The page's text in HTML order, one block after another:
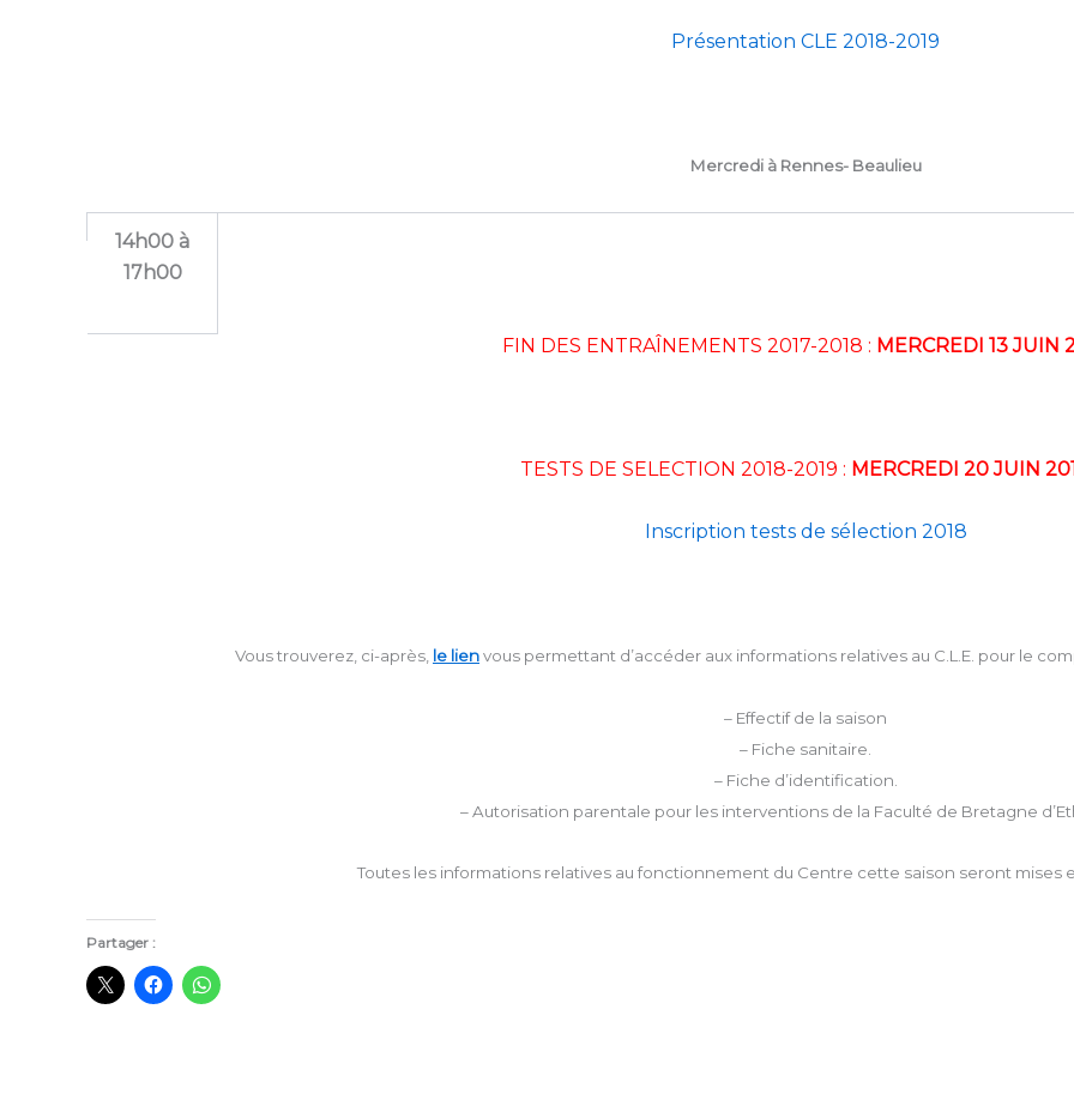
Présentation CLE 2018-2019
Mercredi à Rennes- Beaulieu
14h00 à
17h00
FIN DES ENTRAÎNEMENTS 2017-2018 : MERCREDI 13 JUIN
TESTS DE SELECTION 2018-2019 : MERCREDI 20 JUIN
Inscription tests de sélection 2018
Vous trouverez, ci-après, le lienvous permettant d’accéder aux informations relatives au C.L.E. pour le
– Effectif de la saison
– Fiche sanitaire.
– Fiche d’identification.
– Autorisation parentale pour les interventions de la Faculté de Bretagne
Toutes les informations relatives au fonctionnement du Centre cette saison seront mises
Partager :